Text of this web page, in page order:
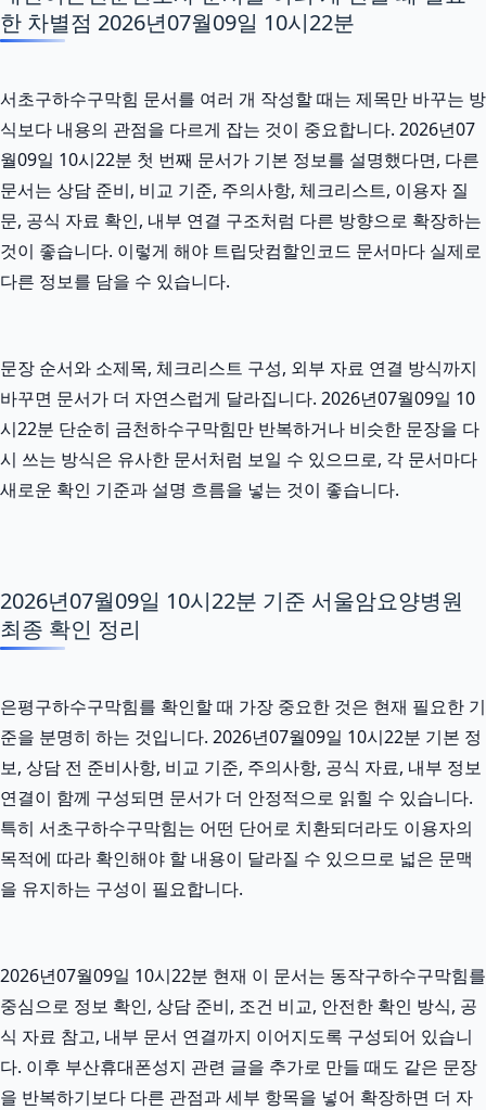
한 차별점 2026년07월09일 10시22분
서초구하수구막힘 문서를 여러 개 작성할 때는 제목만 바꾸는 방
식보다 내용의 관점을 다르게 잡는 것이 중요합니다. 2026년07
월09일 10시22분 첫 번째 문서가 기본 정보를 설명했다면, 다른
문서는 상담 준비, 비교 기준, 주의사항, 체크리스트, 이용자 질
문, 공식 자료 확인, 내부 연결 구조처럼 다른 방향으로 확장하는
것이 좋습니다. 이렇게 해야 트립닷컴할인코드 문서마다 실제로
다른 정보를 담을 수 있습니다.
문장 순서와 소제목, 체크리스트 구성, 외부 자료 연결 방식까지
바꾸면 문서가 더 자연스럽게 달라집니다. 2026년07월09일 10
시22분 단순히 금천하수구막힘만 반복하거나 비슷한 문장을 다
시 쓰는 방식은 유사한 문서처럼 보일 수 있으므로, 각 문서마다
새로운 확인 기준과 설명 흐름을 넣는 것이 좋습니다.
2026년07월09일 10시22분 기준 서울암요양병원
최종 확인 정리
은평구하수구막힘를 확인할 때 가장 중요한 것은 현재 필요한 기
준을 분명히 하는 것입니다. 2026년07월09일 10시22분 기본 정
보, 상담 전 준비사항, 비교 기준, 주의사항, 공식 자료, 내부 정보
연결이 함께 구성되면 문서가 더 안정적으로 읽힐 수 있습니다.
특히 서초구하수구막힘는 어떤 단어로 치환되더라도 이용자의
목적에 따라 확인해야 할 내용이 달라질 수 있으므로 넓은 문맥
을 유지하는 구성이 필요합니다.
2026년07월09일 10시22분 현재 이 문서는 동작구하수구막힘를
중심으로 정보 확인, 상담 준비, 조건 비교, 안전한 확인 방식, 공
식 자료 참고, 내부 문서 연결까지 이어지도록 구성되어 있습니
다. 이후 부산휴대폰성지 관련 글을 추가로 만들 때도 같은 문장
을 반복하기보다 다른 관점과 세부 항목을 넣어 확장하면 더 자